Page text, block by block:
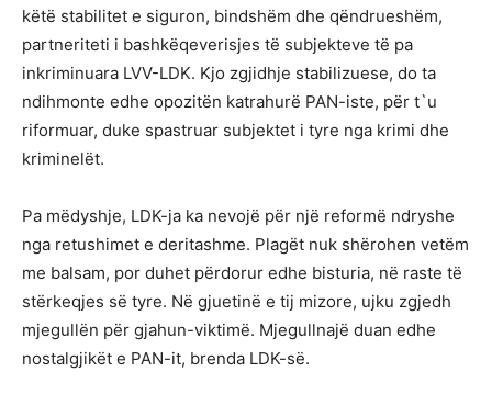
këtë stabilitet e siguron, bindshëm dhe qëndrueshëm,
partneriteti i bashkëqeverisjes të subjekteve të pa
inkriminuara LVV-LDK. Kjo zgjidhje stabilizuese, do ta
ndihmonte edhe opozitën katrahurë PAN-iste, për t`u
riformuar, duke spastruar subjektet i tyre nga krimi dhe
kriminelët.
Pa mëdyshje, LDK-ja ka nevojë për një reformë ndryshe
nga retushimet e deritashme. Plagët nuk shërohen vetëm
me balsam, por duhet përdorur edhe bisturia, në raste të
stërkeqjes së tyre. Në gjuetinë e tij mizore, ujku zgjedh
mjegullën për gjahun-viktimë. Mjegullnajë duan edhe
nostalgjikët e PAN-it, brenda LDK-së.